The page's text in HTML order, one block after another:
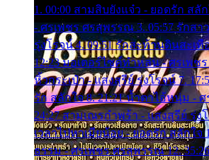
1. 00:00 สามสิบยังแจ๋ว - ยอดรัก สลั
- ศรเพชร ศรสุพรรณ 3. 05:57 รักสา
รุ่งโรจน์ 4. 09:51 รักสะท้านดินสะเ
12:23 มอเตอร์ไซค์ทำหล่น - ศรเพช
หิ้วกระเป๋า - แสงสุรีย์ รุ่งโรจน์ 7.
รัก สลักใจ 8. 21:21 น้ำตาไอ้หนุ่ม -
24:27 สามเณรกำพร้า - แสงสุรีย์ รุ่ง
เวลาไปหาเมียน้อย - ยอดรัก สลักใจ
ธรรม - ศรเพชร ศรสุพรรณ 12.